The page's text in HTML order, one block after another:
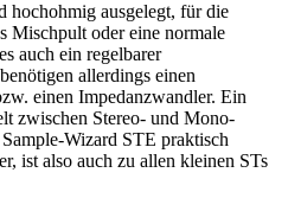
hochohmig ausgelegt, für die
Mischpult oder eine normale
auch ein regelbarer
allerdings einen
einen Impedanzwandler. Ein
zwischen Stereo- und Mono-
Wizard STE praktisch
ist also auch zu allen kleinen STs